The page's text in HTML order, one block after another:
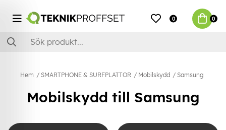
0 0
Hem SMARTPHONE & SURFPLATTOR Mobilskydd Samsung
Mobilskydd till Samsung